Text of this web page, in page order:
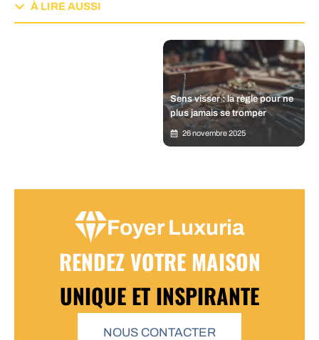
À LIRE AUSSI
Sens visser : la règle pour ne
plus jamais se tromper
26 novembre 2025
Foyer Luxuria
RENDEZ VOTRE MAISON
UNIQUE ET INSPIRANTE
NOUS CONTACTER